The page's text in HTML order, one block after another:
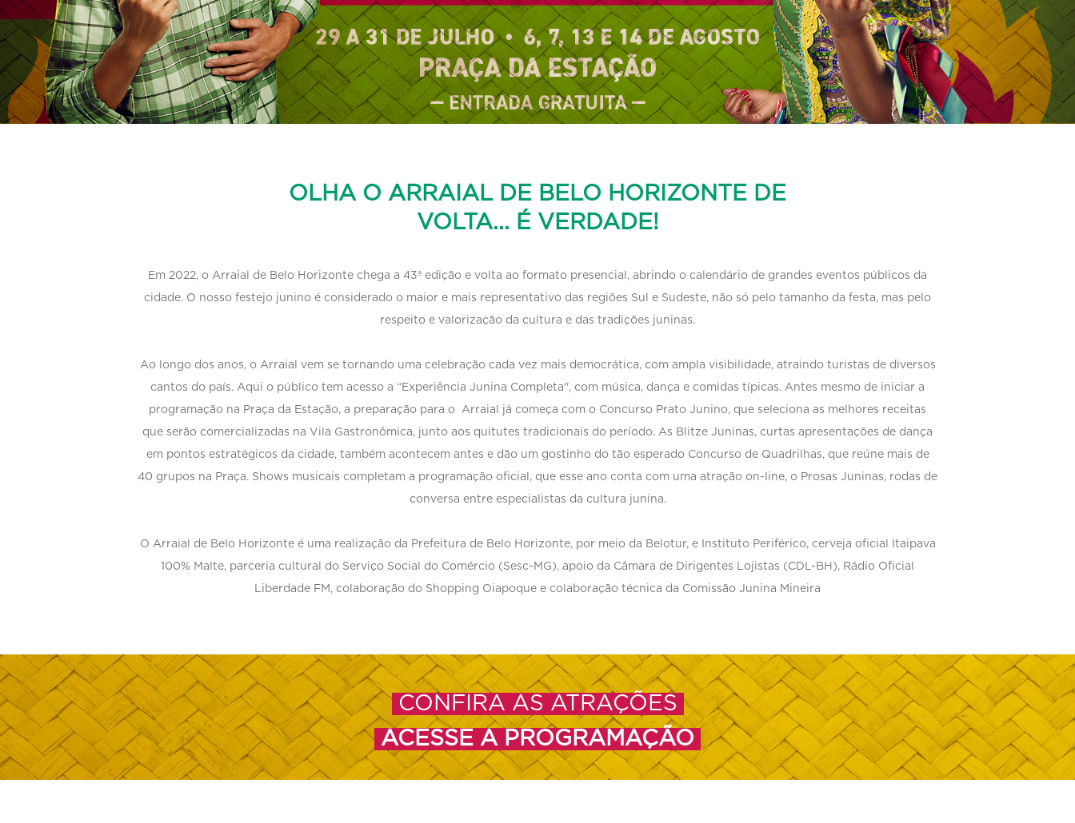
OLHA O ARRAIAL DE BELO HORIZONTE DE
VOLTA... É VERDADE!
Em 2022, o Arraial de Belo Horizonte chega a 43ª edição e volta ao formato presencial, abrindo o calendário de grandes eventos públicos da
cidade. O nosso festejo junino é considerado o maior e mais representativo das regiões Sul e Sudeste, não só pelo tamanho da festa, mas pelo
respeito e valorização da cultura e das tradições juninas.
Ao longo dos anos, o Arraial vem se tornando uma celebração cada vez mais democrática, com ampla visibilidade, atraindo turistas de diversos
cantos do país. Aqui o público tem acesso a “Experiência Junina Completa'', com música, dança e comidas típicas. Antes mesmo de iniciar a
programação na Praça da Estação, a preparação para o Arraial já começa com o Concurso Prato Junino, que seleciona as melhores receitas
que serão comercializadas na Vila Gastronômica, junto aos quitutes tradicionais do período. As Blitze Juninas, curtas apresentações de dança
em pontos estratégicos da cidade, também acontecem antes e dão um gostinho do tão esperado Concurso de Quadrilhas, que reúne mais de
40 grupos na Praça. Shows musicais completam a programação oficial, que esse ano conta com uma atração on-line, o Prosas Juninas, rodas de
conversa entre especialistas da cultura junina.
O Arraial de Belo Horizonte é uma realização da Prefeitura de Belo Horizonte, por meio da Belotur, e Instituto Periférico, cerveja oficial Itaipava
100% Malte, parceria cultural do Serviço Social do Comércio (Sesc-MG), apoio da Câmara de Dirigentes Lojistas (CDL-BH), Rádio Oficial
Liberdade FM, colaboração do Shopping Oiapoque e colaboração técnica da Comissão Junina Mineira
CONFIRA AS ATRAÇÕES
ACESSE A PROGRAMAÇÃO